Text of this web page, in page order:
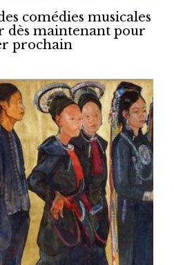
comédies musicales
dès maintenant pour
prochain